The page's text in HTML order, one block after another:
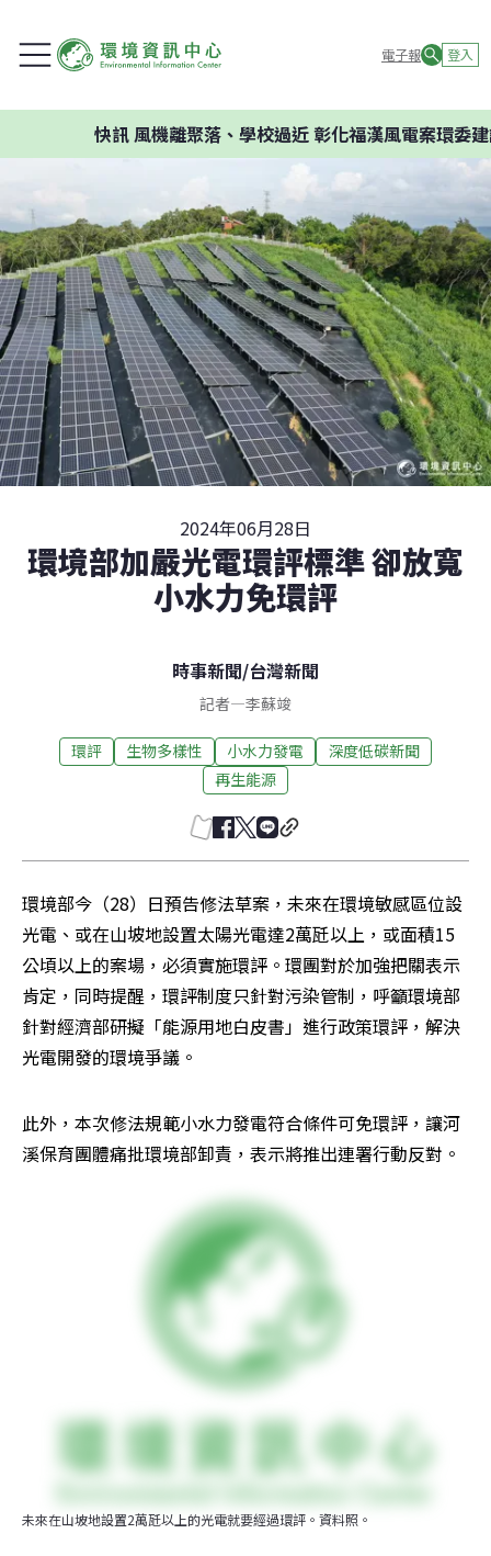
電子報 登入
風機離聚落、學校過近 彰化福漢風電案環委建議不應開
2024年06月28日
環境部加嚴光電環評標準 卻放寬
小水力免環評
時事新聞/台灣新聞
記者—李蘇竣
環評 生物多樣性 小水力發電
深度低碳新聞
再生能源
環境部今（28）日預告修法草案，未來在環境敏感區位設
光電、或在山坡地設置太陽光電達2萬瓩以上，或面積15
公頃以上的案場，必須實施環評。環團對於加強把關表示
肯定，同時提醒，環評制度只針對污染管制，呼籲環境部
針對經濟部研擬「能源用地白皮書」進行政策環評，解決
光電開發的環境爭議。
此外，本次修法規範小水力發電符合條件可免環評，讓河
溪保育團體痛批環境部卸責，表示將推出連署行動反對。
未來在山坡地設置2萬瓩以上的光電就要經過環評。資料照。